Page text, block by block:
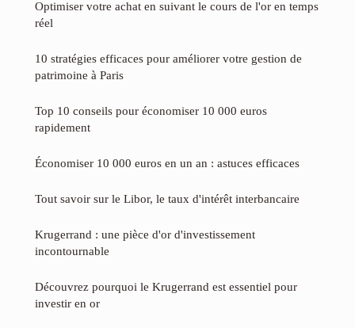
Optimiser votre achat en suivant le cours de l'or en temps
réel
10 stratégies efficaces pour améliorer votre gestion de
patrimoine à Paris
Top 10 conseils pour économiser 10 000 euros
rapidement
Économiser 10 000 euros en un an : astuces efficaces
Tout savoir sur le Libor, le taux d'intérêt interbancaire
Krugerrand : une pièce d'or d'investissement
incontournable
Découvrez pourquoi le Krugerrand est essentiel pour
investir en or